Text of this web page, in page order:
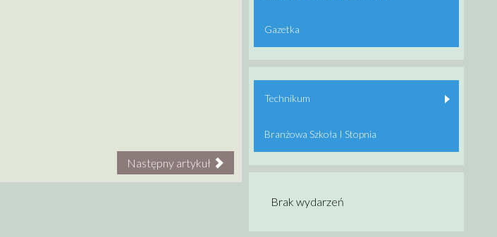
Następny artykuł
Gazetka
Technikum
Branżowa Szkoła I Stopnia
Brak wydarzeń